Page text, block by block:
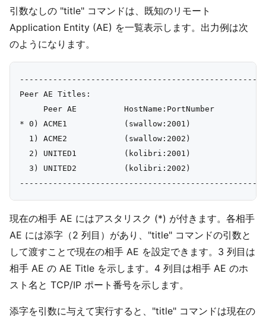
引数なしの "title" コマンドは、既知のリモート
Application Entity (AE) を一覧表示します。出力例は次
のようになります。
Peer AE Titles:
     Peer AE          HostName:PortNumber
* 0) ACME1            (swallow:2001)
  1) ACME2            (swallow:2002)
  2) UNITED1          (kolibri:2001)
  3) UNITED2          (kolibri:2002)
現在の相手 AE にはアスタリスク (*) が付きます。各相手
AE には添字（2 列目）があり、"title" コマンドの引数と
して渡すことで現在の相手 AE を設定できます。3 列目は
相手 AE の AE Title を示します。4 列目は相手 AE のホ
スト名と TCP/IP ポート番号を示します。
添字を引数に与えて実行すると、"title" コマンドは現在の